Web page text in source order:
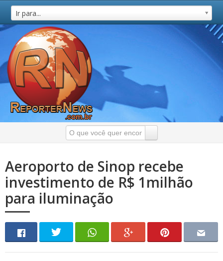
Ir para...
Aeroporto de Sinop recebe
investimento de R$ 1milhão
para iluminação